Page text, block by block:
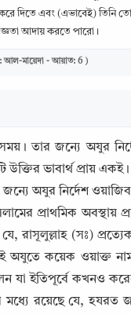
করে দিতে এবং (এভাবেই)
আদায় করতে পারো।
আল-মায়েদা - আয়াত: 6 )
তার জন্যে অযুর
ভাবার্থ প্রায়
অযুর নির্দেশ
প্রাথমিক অবস্থায়
রাসূলুল্লাহ (সঃ)
কয়েক ওয়াক্ত
ইতিপূর্বে কখনও
মধ্যে রয়েছে যে,